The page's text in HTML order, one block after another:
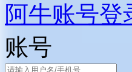
阿牛账号登
账号